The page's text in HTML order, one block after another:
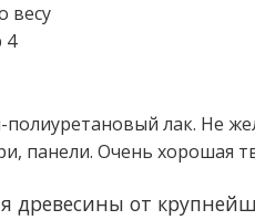
весу
4
лак. Не
панели. Очень хорошая
древесины от